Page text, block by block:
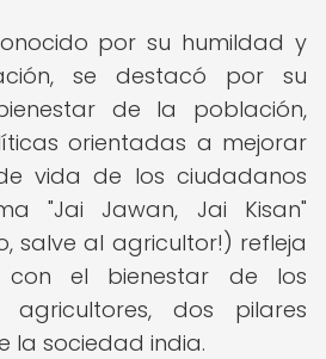
por su humildad y
se destacó por su
de la población,
orientadas a mejorar
vida de los ciudadanos
"Jai Jawan, Jai Kisan"
salve al agricultor!) refleja
con el bienestar de los
dos pilares
la sociedad india.